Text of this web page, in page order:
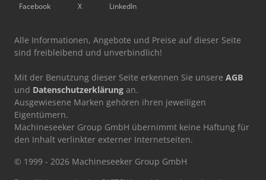
Facebook X LinkedIn
Alle Informationen, Angebote und Preise auf dieser Seite
sind freibleibend und unverbindlich!
Mit der Benutzung dieser Seite erkennen Sie unsere AGB
und Datenschutzerklärung an.
Ausgewiesene Marken gehören ihren jeweiligen
Eigentümern.
Machineseeker Group GmbH übernimmt keine Haftung für
den Inhalt verlinkter externer Internetseiten.
© 1999 - 2026 Machineseeker Group GmbH